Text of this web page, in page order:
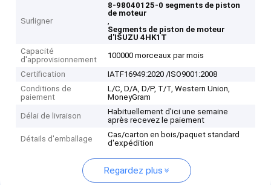
Surligner
8-98040125-0 segments de piston
de moteur
,
Segments de piston de moteur
d'ISUZU 4HK1T
Capacité
d'approvisionnement
100000 morceaux par mois
Certification
IATF16949:2020 /ISO9001:2008
Conditions de
paiement
L/C, D/A, D/P, T/T, Western Union,
MoneyGram
Délai de livraison
Habituellement d'ici une semaine
après recevez le paiement
Détails d'emballage
Cas/carton en bois/paquet standard
d'expédition
Regardez plus